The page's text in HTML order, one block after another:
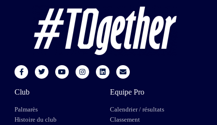
Club
Palmarès
Histoire du club
Equipe Pro
Calendrier / résultats
Classement